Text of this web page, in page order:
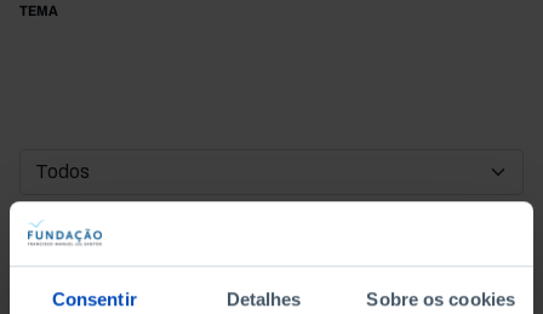
Consentir Detalhes Sobre os cookies
TEMA
DATA DE INÍCIO
DATA DE FIM